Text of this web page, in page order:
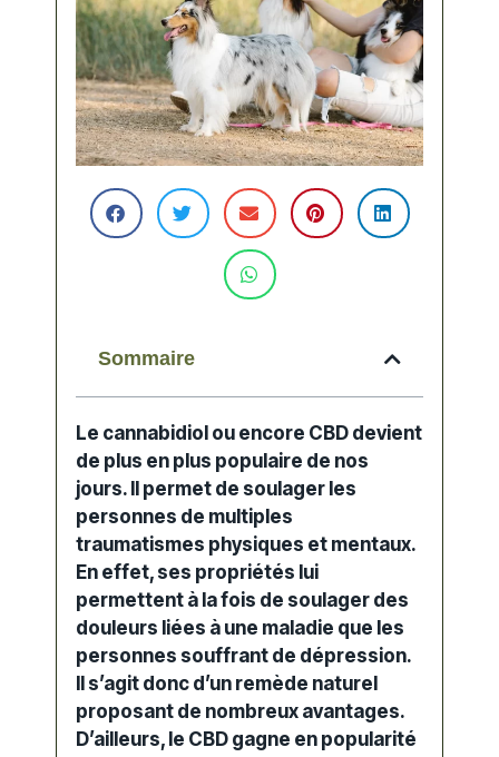
Sommaire
Le cannabidiol ou encore CBD devient
de plus en plus populaire de nos
jours. Il permet de soulager les
personnes de multiples
traumatismes physiques et mentaux.
En effet, ses propriétés lui
permettent à la fois de soulager des
douleurs liées à une maladie que les
personnes souffrant de dépression.
Il s’agit donc d’un remède naturel
proposant de nombreux avantages.
D’ailleurs, le CBD gagne en popularité